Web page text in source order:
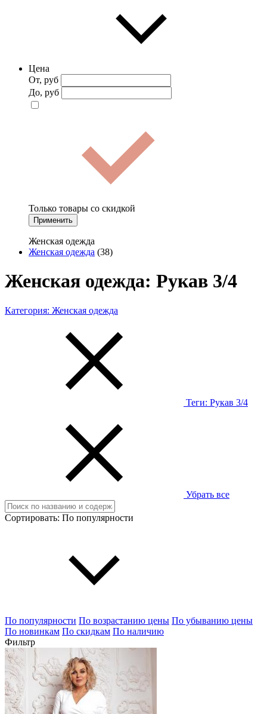
Цена
От, руб
До, руб
Только товары со скидкой
Применить
Женская одежда
Женская одежда (38)
Женская одежда: Рукав 3/4
Категория: Женская одежда
Теги: Рукав 3/4
Убрать все
Сортировать: По популярности
По популярности По возрастанию цены По убыванию цены
По новинкам По скидкам По наличию
Фильтр